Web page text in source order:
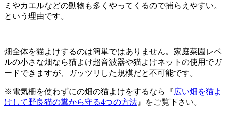
ミやカエルなどの動物も多くやってくるので捕らえやすい。
という理由です。
畑全体を猫よけするのは簡単ではありません。家庭菜園レベ
ルの小さな畑なら猫よけ超音波器や猫よけネットの使用でガ
ードできますが、ガッツリした規模だと不可能です。
※電気柵を使わずにの畑の猫よけをするなら 『広い畑を猫よ
けして野良猫の糞から守る4つの方法 』 をご覧下さい。